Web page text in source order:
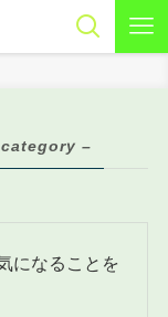
–
になることを